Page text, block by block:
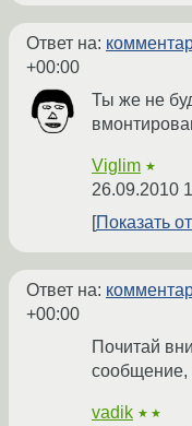
Ответ на:
+00:00
Ты же не
Viglim ★
26.09.2010
Показать
Ответ на:
+00:00
Почитай
сообщение,
vadik ★★